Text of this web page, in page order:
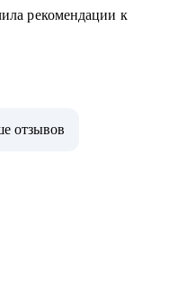
рекомендации к
отзывов